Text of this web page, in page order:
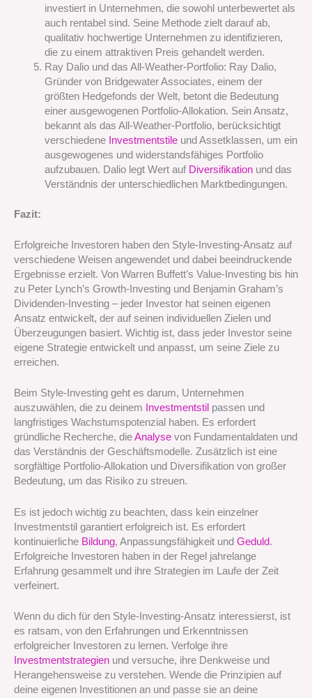
investiert in Unternehmen, die sowohl unterbewertet als
auch rentabel sind. Seine Methode zielt darauf ab,
qualitativ hochwertige Unternehmen zu identifizieren,
die zu einem attraktiven Preis gehandelt werden.
Ray Dalio und das All-Weather-Portfolio: Ray Dalio,
Gründer von Bridgewater Associates, einem der
größten Hedgefonds der Welt, betont die Bedeutung
einer ausgewogenen Portfolio-Allokation. Sein Ansatz,
bekannt als das All-Weather-Portfolio, berücksichtigt
verschiedene Investmentstileund Assetklassen, um ein
ausgewogenes und widerstandsfähiges Portfolio
aufzubauen. Dalio legt Wert auf Diversifikationund das
Verständnis der unterschiedlichen Marktbedingungen.
Fazit:
Erfolgreiche Investoren haben den Style-Investing-Ansatz auf
verschiedene Weisen angewendet und dabei beeindruckende
Ergebnisse erzielt. Von Warren Buffett’s Value-Investing bis hin
zu Peter Lynch’s Growth-Investing und Benjamin Graham’s
Dividenden-Investing – jeder Investor hat seinen eigenen
Ansatz entwickelt, der auf seinen individuellen Zielen und
Überzeugungen basiert. Wichtig ist, dass jeder Investor seine
eigene Strategie entwickelt und anpasst, um seine Ziele zu
erreichen.
Beim Style-Investing geht es darum, Unternehmen
auszuwählen, die zu deinem
Investmentstil passen und
langfristiges Wachstumspotenzial haben. Es erfordert
gründliche Recherche, dieAnalyse von Fundamentaldaten und
das Verständnis der Geschäftsmodelle. Zusätzlich ist eine
sorgfältige Portfolio-Allokation und Diversifikation von großer
Bedeutung, um das Risiko zu streuen.
Es ist jedoch wichtig zu beachten, dass kein einzelner
Investmentstil garantiert erfolgreich ist. Es erfordert
kontinuierliche Bildung, Anpassungsfähigkeit und Geduld.
Erfolgreiche Investoren haben in der Regel jahrelange
Erfahrung gesammelt und ihre Strategien im Laufe der Zeit
verfeinert.
Wenn du dich für den Style-Investing-Ansatz interessierst, ist
es ratsam, von den Erfahrungen und Erkenntnissen
erfolgreicher Investoren zu lernen. Verfolge ihre
Investmentstrategien und versuche, ihre Denkweise und
Herangehensweise zu verstehen. Wende die Prinzipien auf
deine eigenen Investitionen an und passe sie an deine